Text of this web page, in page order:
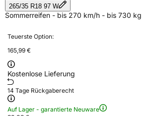
265/35 R18 97 W
Sommerreifen - bis 270 km/h - bis 730 kg
Teuerste Option:
165,99 €
Kostenlose Lieferung
14 Tage Rückgaberecht
Auf Lager - garantierte Neuware